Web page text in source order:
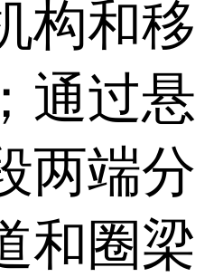
构和移
通过悬
两端分
和圈梁